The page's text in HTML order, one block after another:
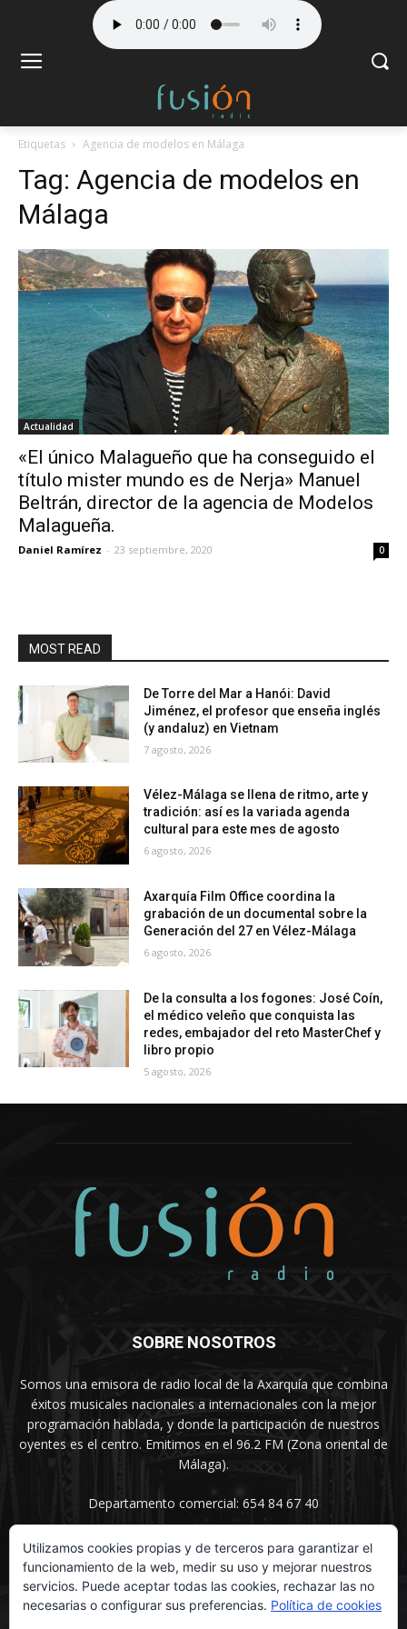
Etiquetas Agencia de modelos en Málaga
Tag: Agencia de modelos en
Málaga
Actualidad
«El único Malagueño que ha conseguido el
título mister mundo es de Nerja» Manuel
Beltrán, director de la agencia de Modelos
Malagueña.
Daniel Ramírez - 23 septiembre, 2020 0
MOST READ
De Torre del Mar a Hanói: David
Jiménez, el profesor que enseña inglés
(y andaluz) en Vietnam
7 agosto, 2026
Vélez-Málaga se llena de ritmo, arte y
tradición: así es la variada agenda
cultural para este mes de agosto
6 agosto, 2026
Axarquía Film Office coordina la
grabación de un documental sobre la
Generación del 27 en Vélez-Málaga
6 agosto, 2026
De la consulta a los fogones: José Coín,
el médico veleño que conquista las
redes, embajador del reto MasterChef y
libro propio
5 agosto, 2026
SOBRE NOSOTROS
Somos una emisora de radio local de la Axarquía que combina
éxitos musicales nacionales a internacionales con la mejor
programación hablada, y donde la participación de nuestros
oyentes es el centro. Emitimos en el 96.2 FM (Zona oriental de
Málaga).
Departamento comercial: 654 84 67 40
SÍGUENOS
Utilizamos cookies propias y de terceros para garantizar el
funcionamiento de la web, medir su uso y mejorar nuestros
servicios. Puede aceptar todas las cookies, rechazar las no
necesarias o configurar sus preferencias. Política de cookies